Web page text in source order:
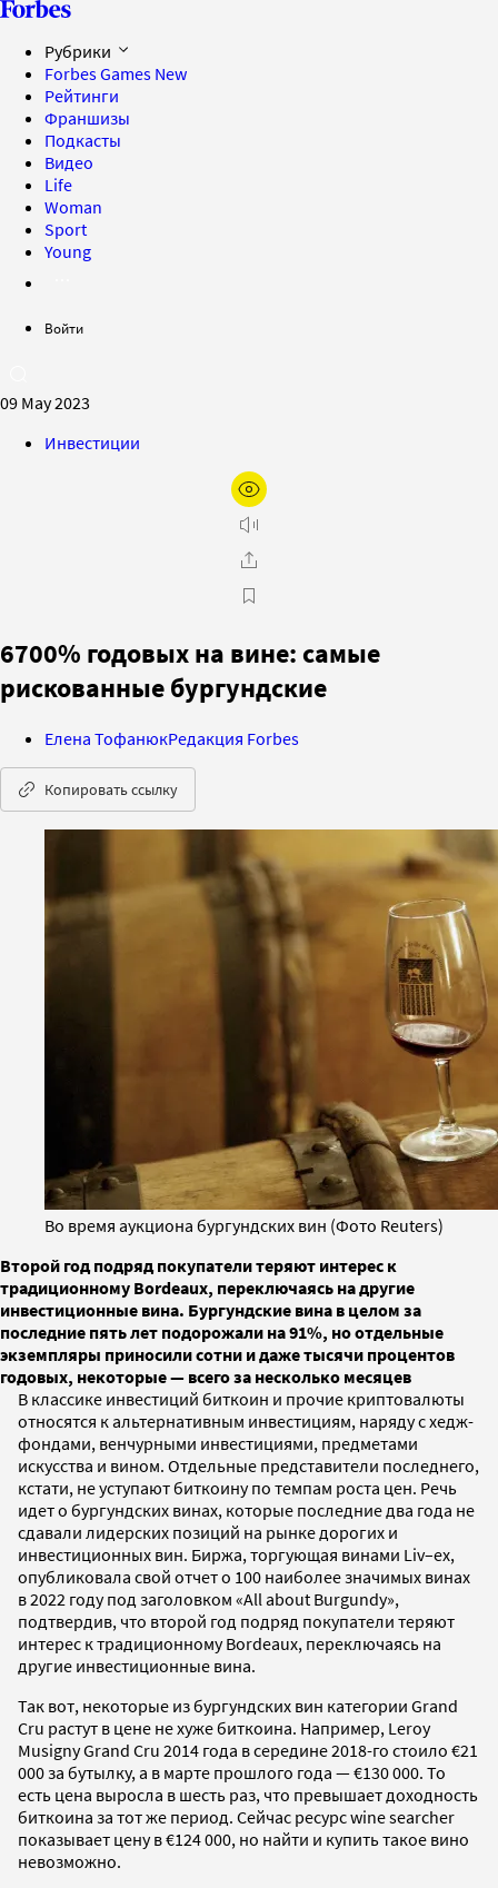
Рубрики
Forbes Games New
Рейтинги
Франшизы
Подкасты
Видео
Life
Woman
Sport
Young
Войти
09 May 2023
Инвестиции
6700% годовых на вине: самые
рискованные бургундские
Елена ТофанюкРедакция Forbes
Копировать ссылку
Во время аукциона бургундских вин (Фото Reuters)
Второй год подряд покупатели теряют интерес к
традиционному Bordeaux, переключаясь на другие
инвестиционные вина. Бургундские вина в целом за
последние пять лет подорожали на 91%, но отдельные
экземпляры приносили сотни и даже тысячи процентов
годовых, некоторые — всего за несколько месяцев
В классике инвестиций биткоин и прочие криптовалюты
относятся к альтернативным инвестициям, наряду с хедж-
фондами, венчурными инвестициями, предметами
искусства и вином. Отдельные представители последнего,
кстати, не уступают биткоину по темпам роста цен. Речь
идет о бургундских винах, которые последние два года не
сдавали лидерских позиций на рынке дорогих и
инвестиционных вин. Биржа, торгующая винами Liv–ex,
опубликовала свой отчет о 100 наиболее значимых винах
в 2022 году под заголовком «All about Burgundy»,
подтвердив, что второй год подряд покупатели теряют
интерес к традиционному Bordeaux, переключаясь на
другие инвестиционные вина.
Так вот, некоторые из бургундских вин категории Grand
Cru растут в цене не хуже биткоина. Например, Leroy
Musigny Grand Cru 2014 года в середине 2018-го стоило €21
000 за бутылку, а в марте прошлого года — €130 000. То
есть цена выросла в шесть раз, что превышает доходность
биткоина за тот же период. Сейчас ресурс wine searcher
показывает цену в €124 000, но найти и купить такое вино
невозможно.